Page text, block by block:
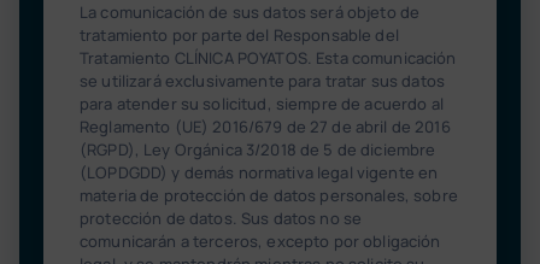
La comunicación de sus datos será objeto de
tratamiento por parte del Responsable del
Tratamiento CLÍNICA POYATOS. Esta comunicación
se utilizará exclusivamente para tratar sus datos
para atender su solicitud, siempre de acuerdo al
Reglamento (UE) 2016/679 de 27 de abril de 2016
(RGPD), Ley Orgánica 3/2018 de 5 de diciembre
(LOPDGDD) y demás normativa legal vigente en
materia de protección de datos personales, sobre
protección de datos. Sus datos no se
comunicarán a terceros, excepto por obligación